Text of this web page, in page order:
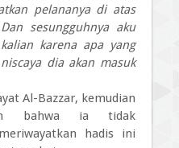
pelananya di atas
sesungguhnya aku
karena apa yang
dia akan masuk
Al-Bazzar, kemudian
bahwa ia tidak
hadis ini